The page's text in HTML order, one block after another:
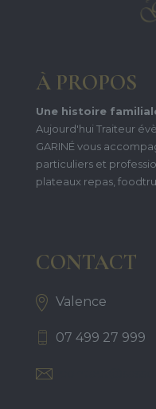
À PROPOS
Une histoire
Aujourd'hui Traiteur
GARINÉ vous
particuliers et
plateaux repas,
CONTACT
Valence
07 499 27 999